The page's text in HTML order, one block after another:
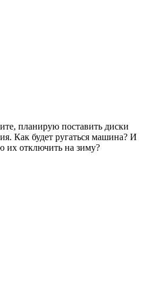
планирую поставить диски
Как будет ругаться машина? И
их отключить на зиму?